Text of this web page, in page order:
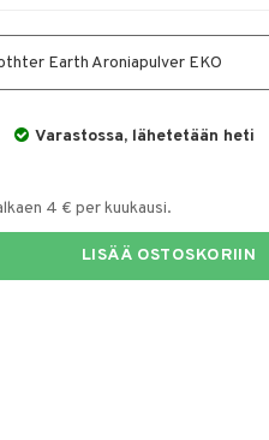
Earth Aroniapulver EKO
Varastossa, lähetetään heti
4 € per kuukausi.
LISÄÄ OSTOSKORIIN